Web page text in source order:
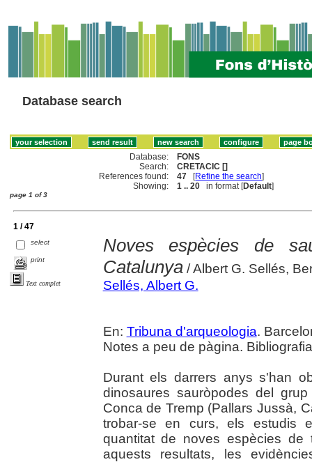
Database search
Database:
FONS
Search:
CRETACIC []
References found:
47 [Refine the search]
Showing:
1 .. 20 in format [Default]
page 1 of 3
1 / 47
select
print
Text complet
Noves espècies de
Catalunya/ Albert G. Sellés,
Sellés, Albert G.
En: Tribuna d'arqueologia.
Notes a peu de pàgina.
Durant els darrers anys s'han
dinosaures sauròpodes del
Conca de Tremp (Pallars Jussà,
trobar-se en curs, els estudis
quantitat de noves espècies de
aquests resultats, les